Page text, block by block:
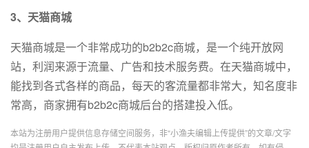
3、天猫商城
天猫商城是一个非常成功的b2b2c商城，是一个纯开放网
站，利润来源于流量、广告和技术服务费。在天猫商城中，
能找到各式各样的商品，每天的客流量都非常大，知名度非
常高，商家拥有b2b2c商城后台的搭建投入低。
本站为注册用户提供信息存储空间服务，非“小渔夫编辑上传提供”的文章/文字